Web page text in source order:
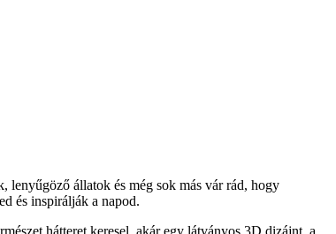
lenyűgöző állatok és még sok más vár rád, hogy
és inspirálják a napod.
hátteret keresel, akár egy látványos 3D dizájnt, a